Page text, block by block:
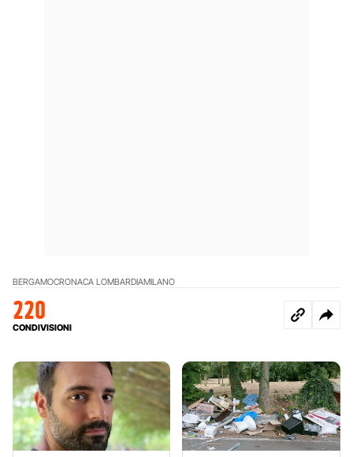
BERGAMOCRONACA LOMBARDIAMILANO
220
CONDIVISIONI